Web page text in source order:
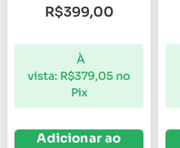
R$399,00
À
vista: R$379,05 no
Pix
Adicionar ao